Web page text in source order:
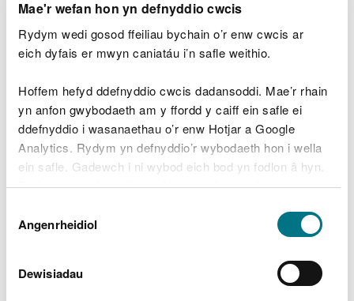
Mae'r wefan hon yn defnyddio cwcis
Rydym wedi gosod ffeiliau bychain o’r enw cwcis ar
eich dyfais er mwyn caniatáu i’n safle weithio.
Hoffem hefyd ddefnyddio cwcis dadansoddi. Mae’r rhain
yn anfon gwybodaeth am y ffordd y caiff ein safle ei
ddefnyddio i wasanaethau o’r enw Hotjar a Google
Analytics. Rydym yn defnyddio’r wybodaeth hon i wella
ein safle. Gadewch i ni wybod eich bod yn fodlon â hyn.
Byddwn yn defnyddio cwci i gadw eich dewis.
Gellirdarllen mwy am ein cwcis cyn i chi ddewis.
Caniatâd
Angenrheidiol
Dewisiadau
“Mae egwyddorion ein Memorandwm Cyd-
ddealltwriaeth yn nodi sut y byddwn i gyd
yn cydweithio’n ymarferol i sicrhau bod yr
rhan annatod o benderfyniadau sy’n
effeithio ar reoli tir a’n bod yn rhoi sylw
dyledus i’r dyletswyddau penodol a osodir
arnom drwy ddeddfwriaeth.
“Ar nodyn ymarferol, rydym wedi datblygu
digwyddiadau hyfforddi ac wedi gweithio
a chynyddu dealltwriaeth, ac i ddod â
phobl ynghyd ar gyfer cydweithio